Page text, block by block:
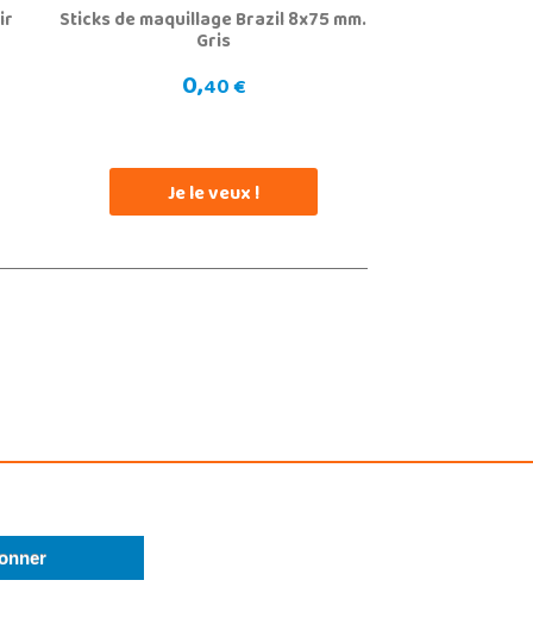
Sticks de maquillage Brazil 8x75 mm.
Gris
0,40 €
Je le veux !